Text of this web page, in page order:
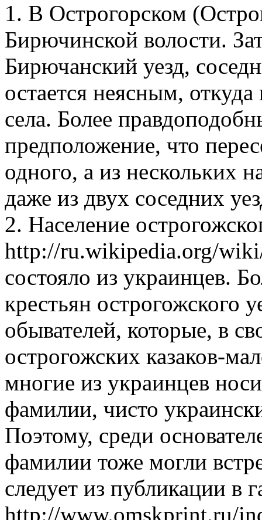
1. В Острогорском
Бирючинской волости.
Бирючанский уезд,
остается неясным,
села. Более
предположение, что
одного, а из нескольких
даже из двух соседних
2. Население
http://ru.wikipedia.org/
состояло из украинцев.
крестьян острогожского
обывателей, которые, в
острогожских казаков-
многие из украинцев
фамилии, чисто
Поэтому, среди
фамилии тоже могли
следует из публикации в
http://www.omskprint.ru/